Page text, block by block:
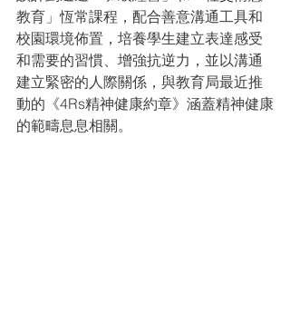
教育」恆常課程，配合善意溝通工具和
校園環境佈置，培養學生建立表達感受
和需要的習慣、增強抗逆力，並以溝通
建立緊密的人際關係，與教育局最近推
動的《4Rs精神健康約章》涵蓋精神健康
的範疇息息相關。